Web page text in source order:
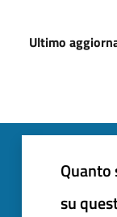
Ultimo
su